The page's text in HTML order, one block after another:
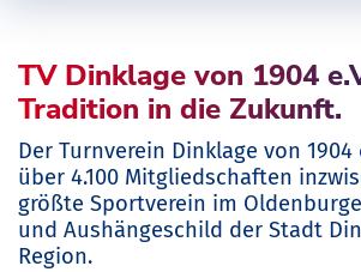
TV Dinklage von 1904
Tradition in die Zukunft.
Der Turnverein Dinklage von 1904
über 4.100 Mitgliedschaften
größte Sportverein im
und Aushängeschild der Stadt
Region.